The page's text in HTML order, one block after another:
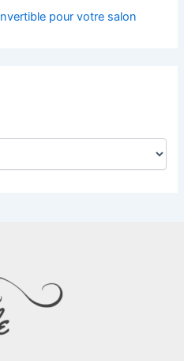
pour votre salon